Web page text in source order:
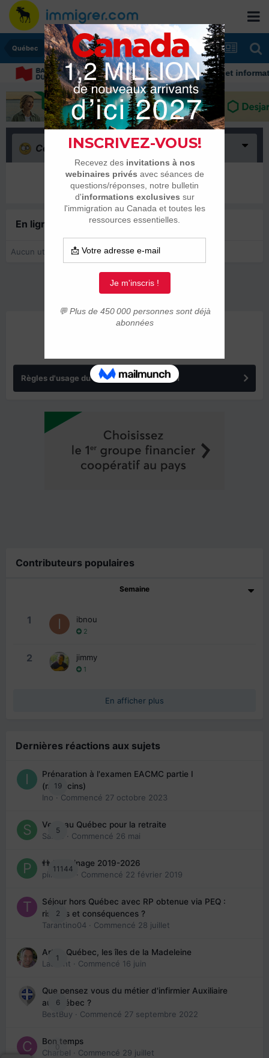
Québec
Découvrez nos conseils et
Confus (0)
Il n’y a encore rien ici
En ligne récemment0 membre est en ligne
Aucun utilisateur enregistré regarde cette page.
Règles d'usage du forum IMMIGRER.COM
Contributeurs populaires
Semaine
1 ibnou
2
2 jimmy
1
En afficher plus
Dernières réactions aux sujets
19
Préparation à l'examen EACMC partie I
(médecins)
Ino · Commencé 27 octobre 2023
5
Venir au Québec pour la retraite
Sab74
· Commencé 26 mai
11144
👬 Parrainage 2019-2026
piinoush · Commencé 22 février 2019
2
Séjour hors Québec avec RP obtenue via PEQ :
risques et conséquences ?
Tarantino04 · Commencé 28 juillet
1
Arte : Québec, les îles de la Madeleine
Laurent · Commencé 16 juin
6
Que pensez vous du métier d'infirmier Auxiliaire
au Québec ?
BestBuy · Commencé 27 septembre 2022
0
Bon temps
Charbel · Commencé 29 juillet